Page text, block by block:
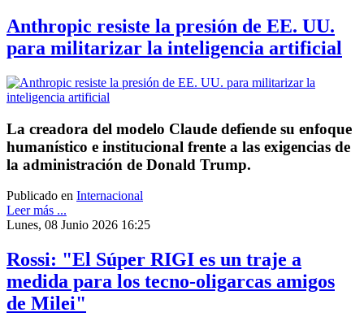
Anthropic resiste la presión de EE. UU.
para militarizar la inteligencia artificial
La creadora del modelo Claude defiende su enfoque
humanístico e institucional frente a las exigencias de
la administración de Donald Trump.
Publicado en Internacional
Leer más ...
Lunes, 08 Junio 2026 16:25
Rossi: "El Súper RIGI es un traje a
medida para los tecno-oligarcas amigos
de Milei"